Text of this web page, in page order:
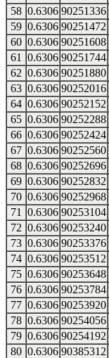
58 0.6306 90251336
59 0.6306 90251472
60 0.6306 90251608
61
0.6306 90251744
62 0.6306 90251880
63 0.6306 90252016
64 0.6306 90252152
65 0.6306 90252288
66 0.6306 90252424
67 0.6306 90252560
68 0.6306 90252696
69 0.6306 90252832
70 0.6306 90252968
71
0.6306 90253104
72 0.6306 90253240
73 0.6306 90253376
74 0.6306 90253512
75 0.6306 90253648
76 0.6306 90253784
77 0.6306 90253920
78 0.6306 90254056
79 0.6306 90254192
80 0.6306 90385312